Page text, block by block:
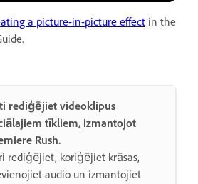
a picture-in-picture effect in the
rediģējiet videoklipus
tīkliem, izmantojot
Rush.
rediģējiet, koriģējiet krāsas,
audio un izmantojiet